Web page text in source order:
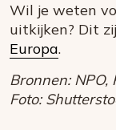
Wil je weten
uitkijken? Dit
Europa.
Bronnen: NPO,
Foto: